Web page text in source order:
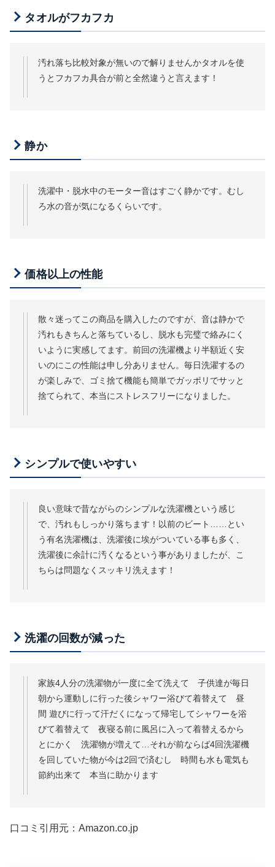
タオルがフカフカ
汚れ落ち比較対象が無いので解りませんかタオルを使
うとフカフカ具合が前と全然違うと言えます！
静か
洗濯中・脱水中のモーター音はすごく静かです。むし
ろ水の音が気になるくらいです。
価格以上の性能
散々迷ってこの商品を購入したのですが、音は静かで
汚れもきちんと落ちているし、脱水も完璧で絡みにく
いように実感してます。前回の洗濯機より半額近く安
いのにこの性能は申し分ありません。毎日洗濯するの
が楽しみで、ゴミ捨て機能も簡単でガッポリでサッと
捨てられて、本当にストレスフリーになりました。
シンプルで使いやすい
良い意味で昔ながらのシンプルな洗濯機という感じ
で、汚れもしっかり落ちます！以前のビート……とい
う有名洗濯機は、洗濯後に埃がついている事も多く、
洗濯後に余計に汚くなるという事がありましたが、こ
ちらは問題なくスッキリ洗えます！
洗濯の回数が減った
家族4人分の洗濯物が一度に全て洗えて 子供達が毎日
朝から運動しに行った後シャワー浴びて着替えて 昼
間 遊びに行って汗だくになって帰宅してシャワーを浴
びて着替えて 夜寝る前に風呂に入って着替えるから
とにかく 洗濯物が増えて…それが前ならば4回洗濯機
を回していた物が今は2回で済むし 時間も水も電気も
節約出来て 本当に助かります
口コミ引用元：Amazon.co.jp